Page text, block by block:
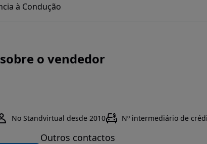
à Condução
o vendedor
No Standvirtual desde 2010 Nº intermediário de
Outros contactos